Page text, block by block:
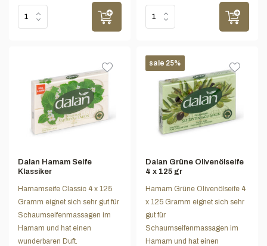
Dalan Hamam Seife
Klassiker
Hamamseife Classic 4 x 125
Gramm eignet sich sehr gut für
Schaumseifenmassagen im
Hamam und hat einen
wunderbaren Duft.
sale 25%
Dalan Grüne Olivenölseife
4 x 125 gr
Hamam Grüne Olivenölseife 4
x 125 Gramm eignet sich sehr
gut für
Schaumseifenmassagen im
Hamam und hat einen